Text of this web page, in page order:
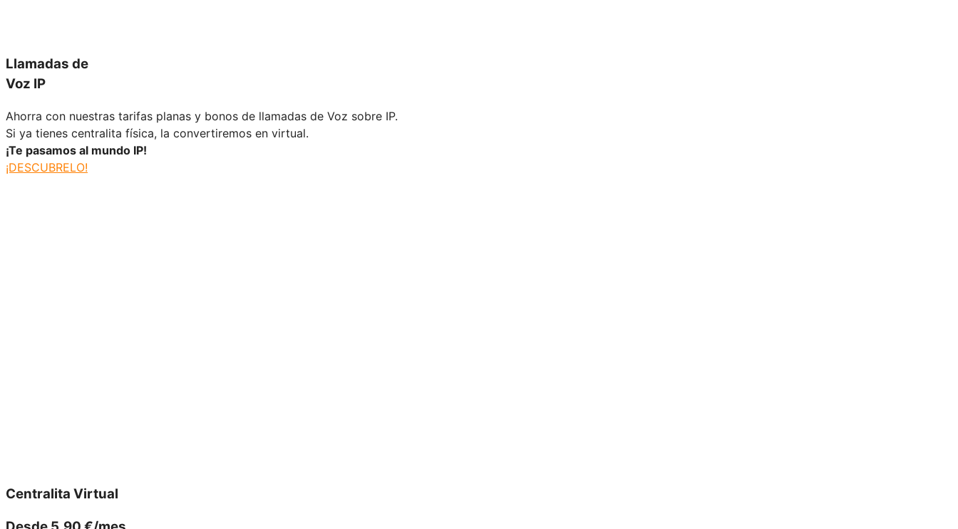
Llamadas de
Voz IP
Ahorra con nuestras tarifas planas y bonos de llamadas de Voz sobre IP.
Si ya tienes centralita física, la convertiremos en virtual.
¡Te pasamos al mundo IP!
¡DESCUBRELO!
Centralita Virtual